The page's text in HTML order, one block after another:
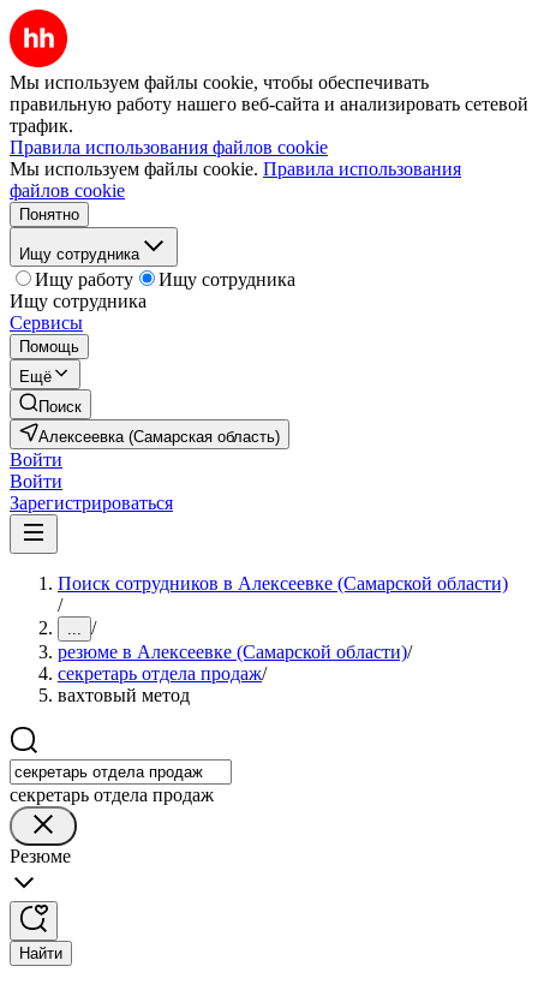
Мы используем файлы cookie, чтобы обеспечивать
правильную работу нашего веб-сайта и анализировать сетевой
трафик.
Правила использования файлов cookie
Мы используем файлы cookie. Правила использования
файлов cookie
Понятно
Ищу сотрудника
Ищу работу
Ищу сотрудника
Ищу сотрудника
Сервисы
Помощь
Ещё
Поиск
Алексеевка (Самарская область)
Войти
Войти
Зарегистрироваться
Поиск сотрудников в Алексеевке (Самарской области)
/
... /
резюме в Алексеевке (Самарской области)/
секретарь отдела продаж/
вахтовый метод
секретарь отдела продаж
Резюме
Найти